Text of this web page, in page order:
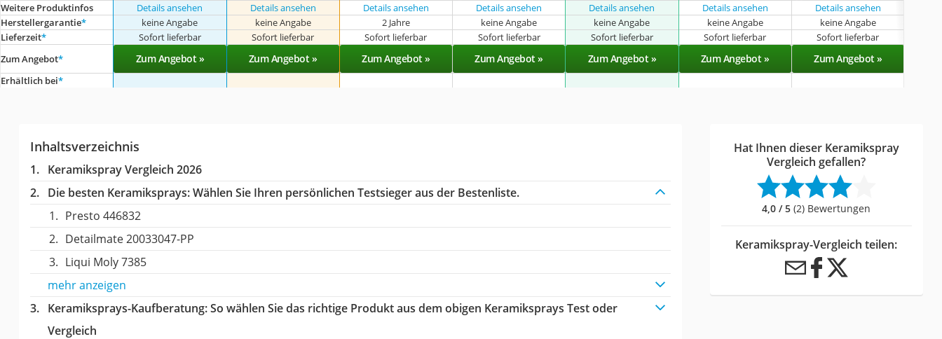
Weitere Produktinfos Details ansehen Details ansehen Details ansehen Details ansehen Details ansehen Details ansehen
Details ansehen
Herstellergarantie* keine Angabe keine Angabe 2 Jahre keine Angabe keine Angabe keine Angabe keine Angabe
Lieferzeit* Sofort lieferbar Sofort lieferbar Sofort lieferbar Sofort lieferbar Sofort lieferbar Sofort lieferbar Sofort lieferbar
Zum Angebot* Zum Angebot » Zum Angebot » Zum Angebot » Zum Angebot » Zum Angebot » Zum Angebot » Zum Angebot »
Erhältlich bei*
Inhaltsverzeichnis
Keramikspray Vergleich 2026
Die besten Keramiksprays:Wählen Sie Ihren persönlichen Testsieger aus der Bestenliste.
Presto 446832
Detailmate 20033047-PP
Liqui Moly 7385
mehr anzeigen
Keramiksprays-Kaufberatung: So wählen Sie das richtige Produkt aus dem obigen Keramiksprays Test oder
Vergleich
Hat Ihnen dieser Keramikspray
Vergleich gefallen?
4,0 / 5 (2) Bewertungen
Keramikspray-Vergleich teilen: